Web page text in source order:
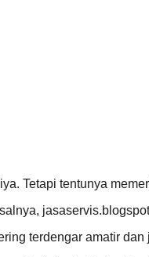
Tetapi tentunya
terdengar amatir